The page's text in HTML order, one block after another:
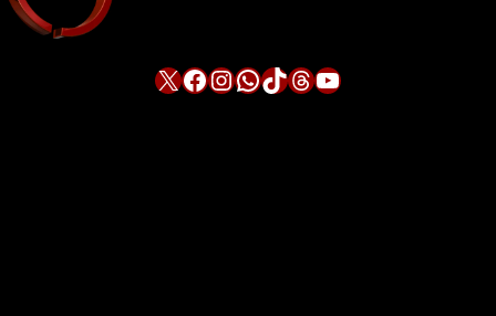
X Facebook InstagramWhatsApp TikTok Threads YouTube